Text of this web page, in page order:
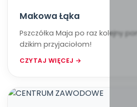
Makowa Łąka
Pszczółka Maja po raz kolejny
dzikim przyjaciołom!
CZYTAJ WIĘCEJ →